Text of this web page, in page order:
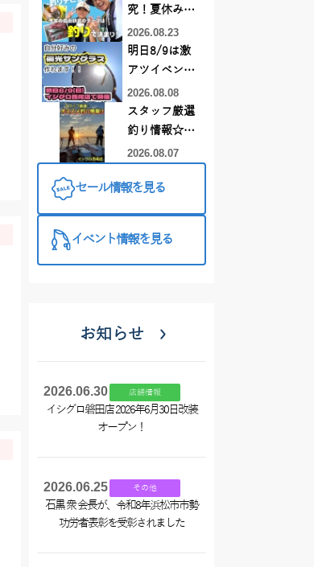
究！夏休みに
釣りデビュー
2026.08.23
明日8/9は激
アツイベント
日！！！～オ
ーダー偏光グ
ラス受注会～
2026.08.08
スタッフ厳選
釣り情報☆彡
連休は何釣り
♪【イシグロ
2026.08.07
セール情報を見る
イベント情報を見る
お知らせ
2026.06.30 店舗情報
イシグロ磐田店 2026年6月30日改装
オープン！
2026.06.25 その他
石黒 衆 会長が、令和8年浜松市市勢
功労者表彰を受彰されました